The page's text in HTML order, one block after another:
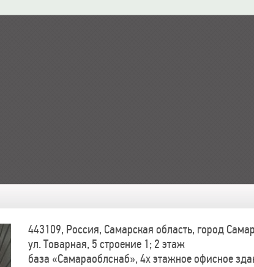
443109, Россия, Самарская область, город
ул. Товарная, 5 строение 1; 2 этаж
база «Самараоблснаб», 4х этажное офисное